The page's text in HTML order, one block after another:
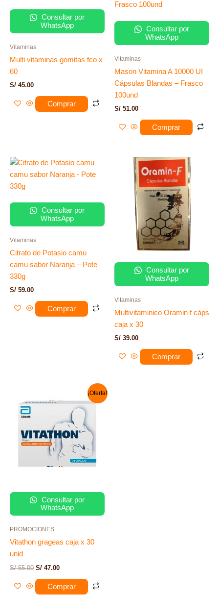
Consultar por
WhatsApp
Vitaminas
Multi vitaminas gomitas fco x
60
S/ 45.00
Comprar
Consultar por
WhatsApp
Vitaminas
Mason Vitamina A 10000 UI
Cápsulas Blandas – Frasco
100und
S/ 51.00
Comprar
Consultar por
WhatsApp
Vitaminas
Citrato de Potasio camu
camu sabor Naranja – Pote
330g
S/ 59.00
Comprar
Consultar por
WhatsApp
Vitaminas
Multivitaminico Oramin f cáps
caja x 30
S/ 39.00
Comprar
¡Oferta!
Consultar por
WhatsApp
PROMOCIONES
Vitathon grageas caja x 30
unid
S/55.00
S/ 55.00.
S/ 47.00
actual
S/ 47.00.
Comprar